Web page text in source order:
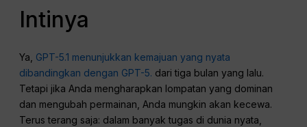
Intinya
Ya, GPT-5.1 menunjukkan kemajuan yang nyata
dibandingkan dengan GPT-5. dari tiga bulan yang lalu.
Tetapi jika Anda mengharapkan lompatan yang dominan
dan mengubah permainan, Anda mungkin akan kecewa.
Terus terang saja: dalam banyak tugas di dunia nyata,